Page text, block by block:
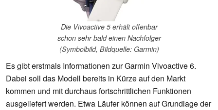
Die Vivoactive 5 erhält offenbar
schon sehr bald einen Nachfolger
(Symbolbild, Bildquelle: Garmin)
Es gibt erstmals Informationen zur Garmin Vivoactive 6.
Dabei soll das Modell bereits in Kürze auf den Markt
kommen und mit durchaus fortschrittlichen Funktionen
ausgeliefert werden. Etwa Läufer können auf Grundlage der